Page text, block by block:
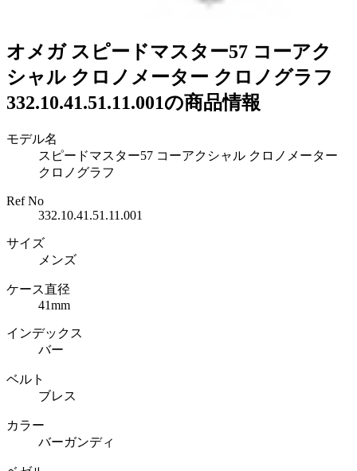
オメガ スピードマスター57 コーアク
シャル クロノメーター クロノグラフ
332.10.41.51.11.001の商品情報
モデル名
スピードマスター57 コーアクシャル クロノメーター
クロノグラフ
Ref No
332.10.41.51.11.001
サイズ
メンズ
ケース直径
41mm
インデックス
バー
ベルト
ブレス
カラー
バーガンディ